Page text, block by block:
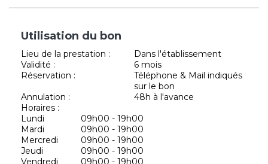
Utilisation du bon
Lieu de la prestation :
Dans l'établissement
Validité :
6 mois
Réservation :
Téléphone & Mail indiqués
sur le bon
Annulation :
48h à l'avance
Horaires :
Lundi
09h00 - 19h00
Mardi
09h00 - 19h00
Mercredi
09h00 - 19h00
Jeudi
09h00 - 19h00
Vendredi
09h00 - 19h00